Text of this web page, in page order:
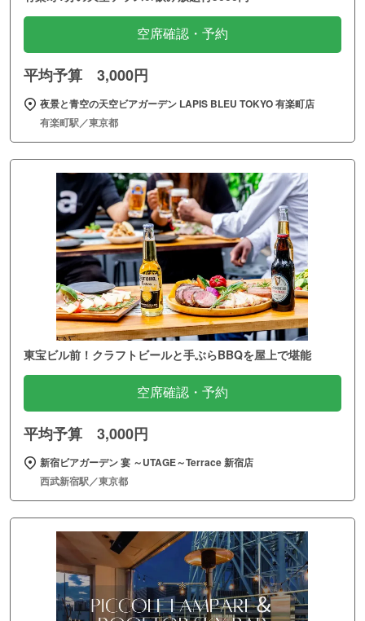
空席確認・予約
平均予算 3,000円
夜景と青空の天空ビアガーデン LAPIS BLEU TOKYO 有楽町店
有楽町駅／東京都
東宝ビル前！クラフトビールと手ぶらBBQを屋上で堪能
空席確認・予約
平均予算 3,000円
新宿ビアガーデン 宴 ～UTAGE～Terrace 新宿店
西武新宿駅／東京都